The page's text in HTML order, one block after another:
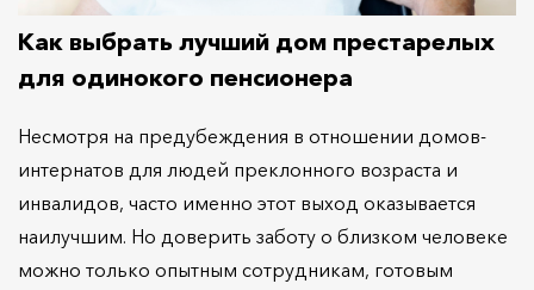
Как выбрать лучший дом престарелых
для одинокого пенсионера
Несмотря на предубеждения в отношении домов-
интернатов для людей преклонного возраста и
инвалидов, часто именно этот выход оказывается
наилучшим. Но доверить заботу о близком человеке
можно только опытным сотрудникам, готовым